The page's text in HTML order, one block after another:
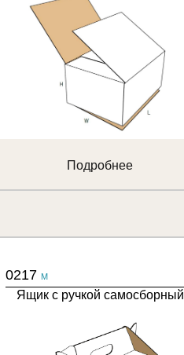
Подробнее
0217 M
Ящик с ручкой самосборный